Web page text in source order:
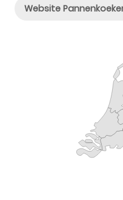
Website